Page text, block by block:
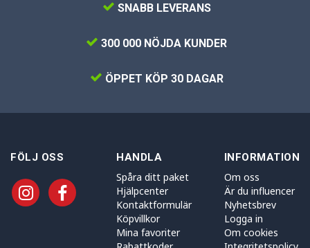
SNABB LEVERANS
300 000 NÖJDA KUNDER
ÖPPET KÖP 30 DAGAR
FÖLJ OSS HANDLA
Spåra ditt paket
Hjälpcenter
Kontaktformulär
Köpvillkor
Mina favoriter
INFORMATION
Om oss
Är du influencer
Nyhetsbrev
Logga in
Om cookies